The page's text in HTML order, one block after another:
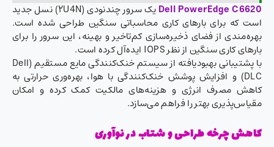
Dell PowerEdge C6620
یک سرور چند‌نودی (۲U4N) نسل جدید
است که برای بارهای کاری محاسباتی سنگین طراحی شده است.
بهره‌مندی از فضای ذخیره‌سازی کم‌تاخیر و بهینه، این سرور را برای
بارهای کاری سنگین از نظر IOPS ایده‌آل کرده است.
با پشتیبانی بهبودیافته از سیستم خنک‌کنندگی مایع مستقیم (Dell
DLC) و افزایش پوشش خنک‌کنندگی با هوا، بهره‌وری حرارتی به
کاهش مصرف انرژی و هزینه‌های مالکیت کمک کرده و امکان
مقیاس‌پذیری بهتر را فراهم می‌سازد.
کاهش چرخه طراحی و شتاب در نوآوری